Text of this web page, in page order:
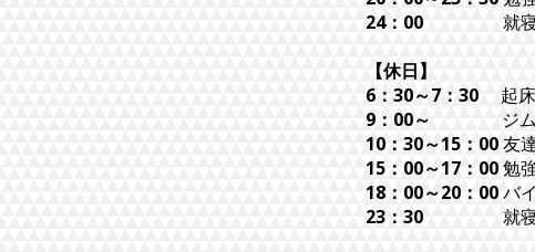
24：00
就
【休日】
6：30～7：30 起床
9：00～ ジムに
10：30～15：00友
15：00～17：00勉
18：00～20：00バ
23：30
就